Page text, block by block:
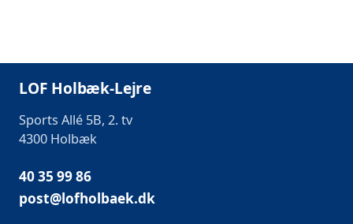
LOF Holbæk-Lejre
Sports Allé 5B, 2. tv
4300 Holbæk
40 35 99 86
post@lofholbaek.dk